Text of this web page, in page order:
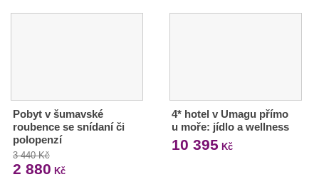
Pobyt v šumavské
roubence se snídaní či
polopenzí
3 440 Kč
2 880 Kč
4* hotel v Umagu přímo
u moře: jídlo a wellness
10 395 Kč